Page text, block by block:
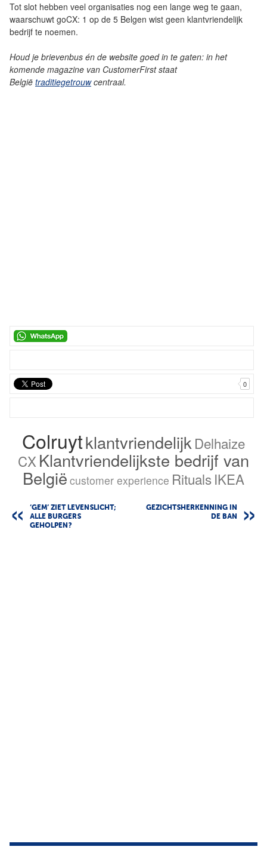
Tot slot hebben veel organisaties nog een lange weg te gaan,
waarschuwt goCX: 1 op de 5 Belgen wist geen klantvriendelijk
bedrijf te noemen.
Houd je brievenbus én de website goed in te gaten: in het
komende magazine van CustomerFirst staat
België traditiegetrouwcentraal.
0
ColruytklantvriendelijkDelhaize
CX Klantvriendelijkste bedrijf van
België customer experience RitualsIKEA
‘GEM’ ZIET LEVENSLICHT;
ALLE BURGERS
GEHOLPEN?
GEZICHTSHERKENNING IN
DE BAN